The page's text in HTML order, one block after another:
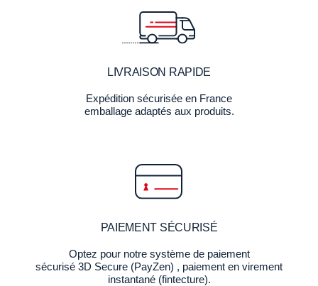
LIVRAISON RAPIDE
Expédition sécurisée en France
emballage adaptés aux produits.
PAIEMENT SÉCURISÉ
Optez pour notre système de paiement
sécurisé 3D Secure (PayZen) , paiement en virement
instantané (fintecture).